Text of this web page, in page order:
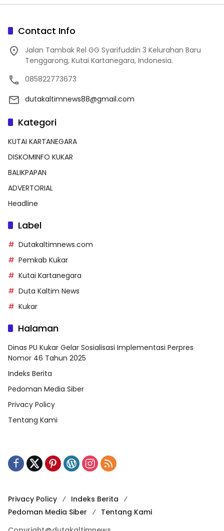
Contact Info
Jalan Tambak Rel GG Syarifuddin 3 Kelurahan Baru
Tenggarong, Kutai Kartanegara, Indonesia.
085822773673
dutakaltimnews88@gmail.com
Kategori
KUTAI KARTANEGARA
DISKOMINFO KUKAR
BALIKPAPAN
ADVERTORIAL
Headline
Label
Dutakaltimnews.com
Pemkab Kukar
Kutai Kartanegara
Duta Kaltim News
Kukar
Halaman
Dinas PU Kukar Gelar Sosialisasi Implementasi Perpres
Nomor 46 Tahun 2025
Indeks Berita
Pedoman Media Siber
Privacy Policy
Tentang Kami
Privacy Policy
Indeks Berita
Pedoman Media Siber
Tentang Kami